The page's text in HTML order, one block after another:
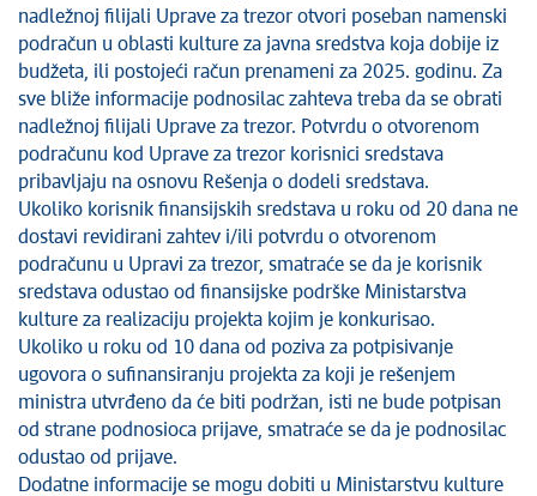
nadležnoj filijali Uprave za trezor otvori poseban namenski
podračun u oblasti kulture za javna sredstva koja dobije iz
budžeta, ili postojeći račun prenameni za 2025. godinu. Za
sve bliže informacije podnosilac zahteva treba da se obrati
nadležnoj filijali Uprave za trezor. Potvrdu o otvorenom
podračunu kod Uprave za trezor korisnici sredstava
pribavljaju na osnovu Rešenja o dodeli sredstava.
Ukoliko korisnik finansijskih sredstava u roku od 20 dana ne
dostavi revidirani zahtev i/ili potvrdu o otvorenom
podračunu u Upravi za trezor, smatraće se da je korisnik
sredstava odustao od finansijske podrške Ministarstva
kulture za realizaciju projekta kojim je konkurisao.
Ukoliko u roku od 10 dana od poziva za potpisivanje
ugovora o sufinansiranju projekta za koji je rešenjem
ministra utvrđeno da će biti podržan, isti ne bude potpisan
od strane podnosioca prijave, smatraće se da je podnosilac
odustao od prijave.
Dodatne informacije se mogu dobiti u Ministarstvu kulture